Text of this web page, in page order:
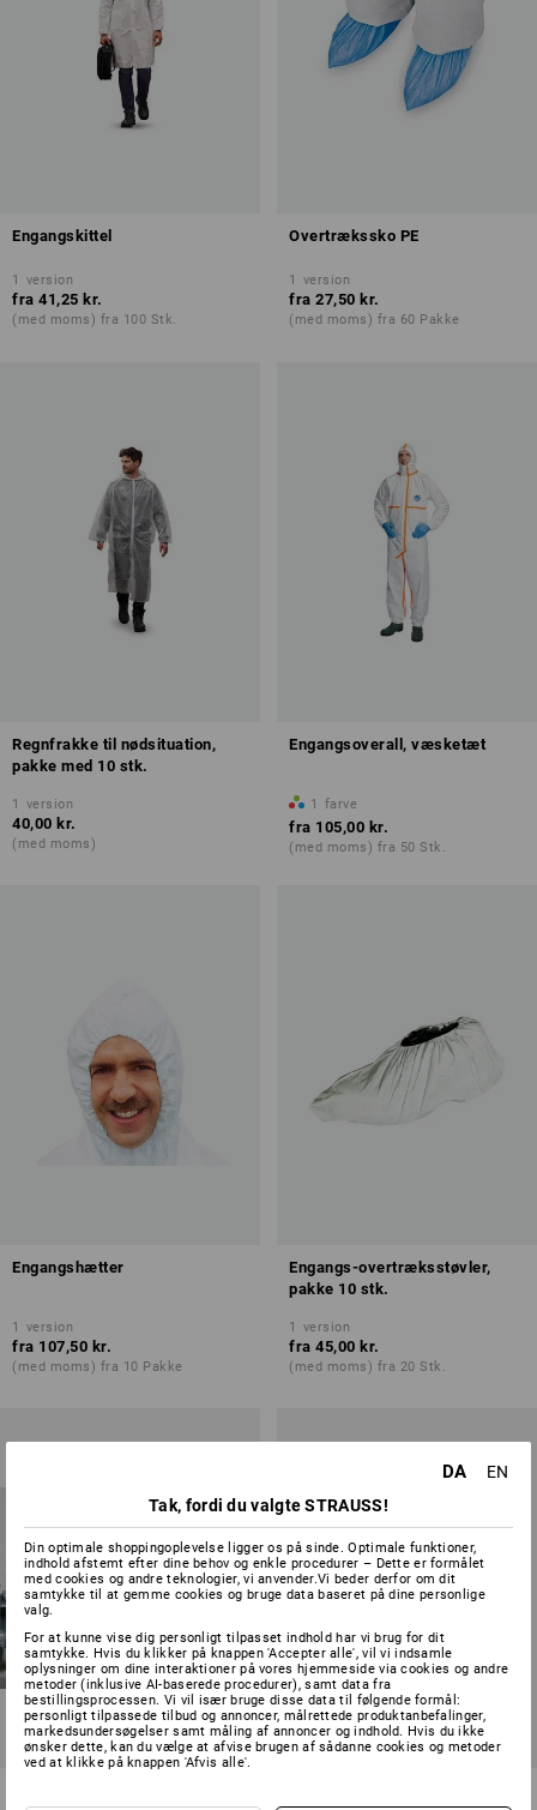
Engangskittel
1 version
fra 41,25 kr.
(med moms) fra 100 Stk.
Overtrækssko PE
1 version
fra 27,50 kr.
(med moms) fra 60 Pakke
Regnfrakke til nødsituation,
pakke med 10 stk.
1 version
40,00 kr.
(med moms)
Engangsoverall, væsketæt
1 farve
fra 105,00 kr.
(med moms) fra 50 Stk.
Engangshætter
1 version
fra 107,50 kr.
(med moms) fra 10 Pakke
Engangs-overtræksstøvler,
pakke 10 stk.
1 version
fra 45,00 kr.
(med moms) fra 20 Stk.
DA
EN
Tak, fordi du valgte STRAUSS!
Din optimale shoppingoplevelse ligger os på sinde. Optimale funktioner,
indhold afstemt efter dine behov og enkle procedurer – Dette er formålet
med cookies og andre teknologier, vi anvender.Vi beder derfor om dit
samtykke til at gemme cookies og bruge data baseret på dine personlige
valg.
For at kunne vise dig personligt tilpasset indhold har vi brug for dit
samtykke. Hvis du klikker på knappen 'Accepter alle', vil vi indsamle
oplysninger om dine interaktioner på vores hjemmeside via cookies og andre
metoder (inklusive AI-baserede procedurer), samt data fra
bestillingsprocessen. Vi vil især bruge disse data til følgende formål:
personligt tilpassede tilbud og annoncer, målrettede produktanbefalinger,
markedsundersøgelser samt måling af annoncer og indhold. Hvis du ikke
ønsker dette, kan du vælge at afvise brugen af sådanne cookies og metoder
ved at klikke på knappen 'Afvis alle'.